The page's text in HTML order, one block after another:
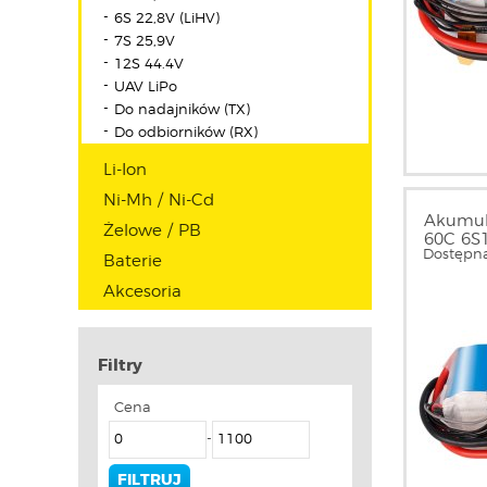
6S 22,8V (LiHV)
7S 25,9V
12S 44.4V
UAV LiPo
Do nadajników (TX)
Do odbiorników (RX)
Li-Ion
Ni-Mh / Ni-Cd
Żelowe / PB
Baterie
Akcesoria
Filtry
Cena
-
60C